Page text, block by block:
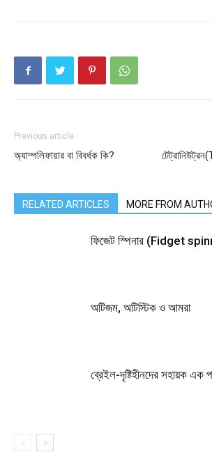
Previous article
অ্যাম্পলিফায়ার বা বিবর্ধক কি?
RELATED ARTICLES MORE FROM
ফিজেট স্পিনার (Fidget
অটিজম, অটিস্টিক ও আমরা
ব্রেইল-দৃষ্টিহীনদের সহায়ক এক